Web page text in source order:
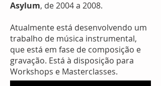
Asylum, de 2004 a 2008.
Atualmente está desenvolvendo um
trabalho de música instrumental,
que está em fase de composição e
gravação. Está à disposição para
Workshops e Masterclasses.